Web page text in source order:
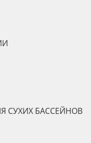
СУХИХ БАССЕЙНОВ